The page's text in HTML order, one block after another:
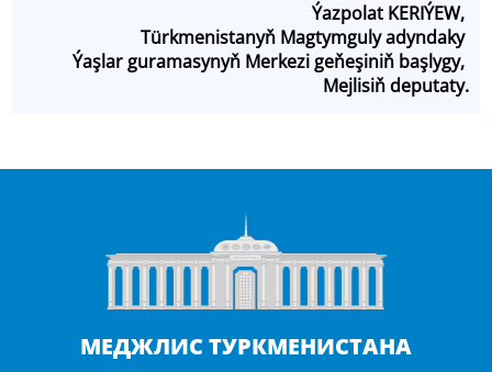
Ýazpolat KERIÝEW,
Türkmenistanyň Magtymguly adyndaky
Ýaşlar guramasynyň Merkezi geňeşiniň başlygy,
Mejlisiň deputaty.
МЕДЖЛИС ТУРКМЕНИСТАНА